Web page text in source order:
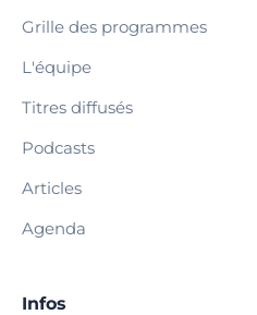
Grille des programmes
L'équipe
Titres diffusés
Podcasts
Articles
Agenda
Infos